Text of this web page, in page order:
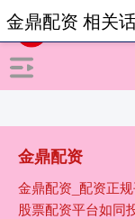
金鼎配资
金鼎配资_配资正
股票配资平台如同
金鼎配资 相关